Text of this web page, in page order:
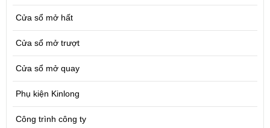
Cửa sổ mở hất
Cửa sổ mở trượt
Cửa sổ mở quay
Phụ kiện Kinlong
Công trình công ty